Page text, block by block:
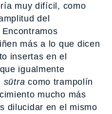
muy difícil, como
del
más a lo que dicen
insertas en el
igualmente
sūtracomo trampolín
mucho más
dilucidar en el mismo